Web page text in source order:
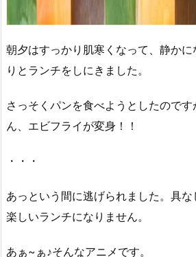
朝夕はすっかり肌寒くなって、静か
りとランチをしにきました。
さっそくパンを食べようとしたので
ん、エビフライが変身！！
・・・
あっという間に逃げられました。具
楽しいランチになりません。
あぁ~ぁ♪そんなアニメです。